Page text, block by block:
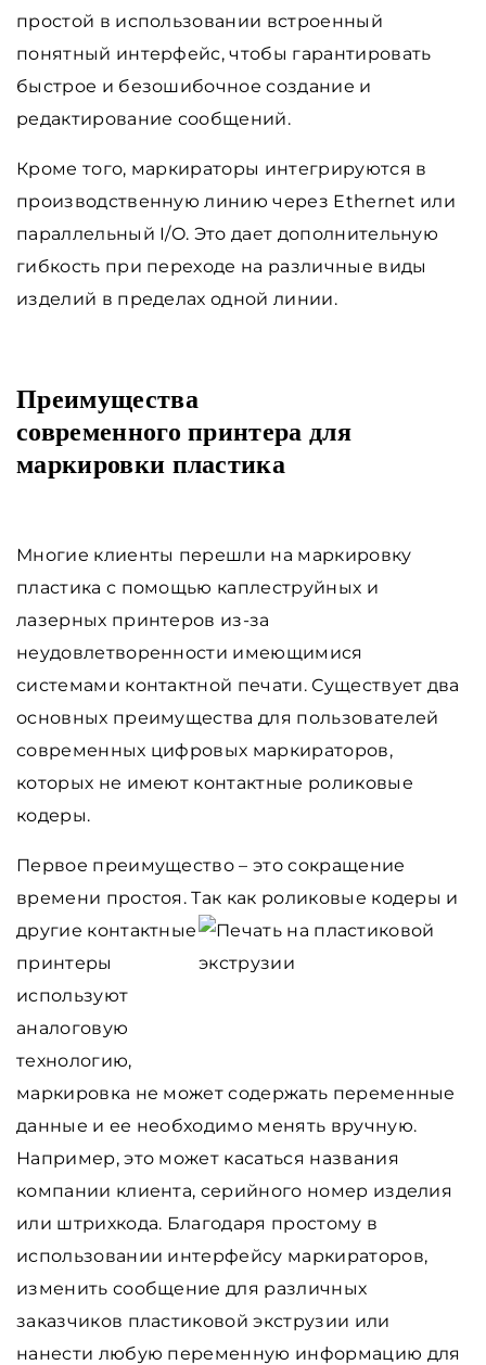
простой в использовании встроенный
понятный интерфейс, чтобы гарантировать
быстрое и безошибочное создание и
редактирование сообщений.
Кроме того, маркираторы интегрируются в
производственную линию через Ethernet или
параллельный I/O. Это дает дополнительную
гибкость при переходе на различные виды
изделий в пределах одной линии.
Преимущества
современного принтера для
маркировки пластика
Многие клиенты перешли на маркировку
пластика с помощью каплеструйных и
лазерных принтеров из-за
неудовлетворенности имеющимися
системами контактной печати. Существует два
основных преимущества для пользователей
современных цифровых маркираторов,
которых не имеют контактные роликовые
кодеры.
Первое преимущество – это сокращение
времени простоя. Так как роликовые кодеры и
другие контактные
принтеры
используют
аналоговую
технологию,
маркировка не может содержать переменные
данные и ее необходимо менять вручную.
Например, это может касаться названия
компании клиента, серийного номер изделия
или штрихкода. Благодаря простому в
использовании интерфейсу маркираторов,
изменить сообщение для различных
заказчиков пластиковой экструзии или
нанести любую переменную информацию для